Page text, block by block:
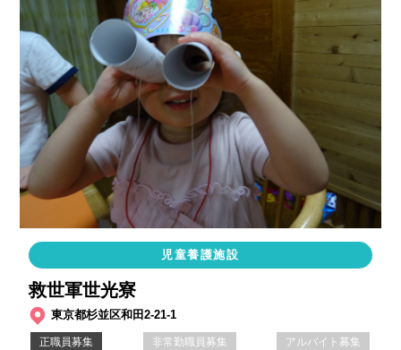
児童養護施設
救世軍世光寮
東京都杉並区和田2-21-1
正職員募集 非常勤職員募集
アルバイト募集